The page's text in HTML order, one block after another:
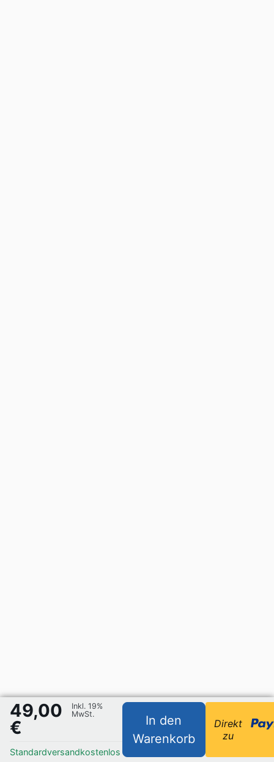
49,00
€
Inkl. 19%
MwSt.
Standardversandkostenlos
In den
Warenkorb
Direkt
zu